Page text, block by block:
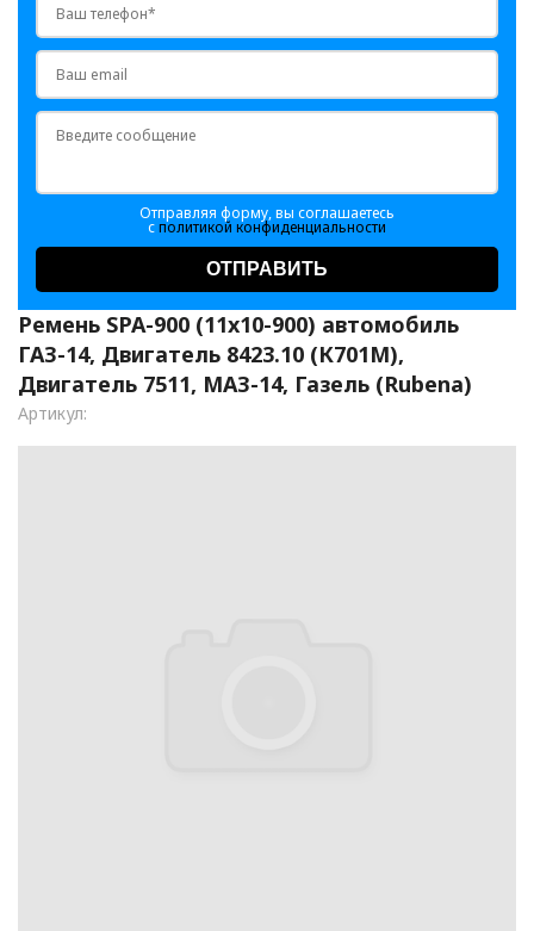
Отправляя форму, вы соглашаетесь
сполитикой конфиденциальности
ОТПРАВИТЬ
Ремень SPA-900 (11x10-900) автомобиль
ГАЗ-14, Двигатель 8423.10 (К701М),
Двигатель 7511, МАЗ-14, Газель (Rubena)
Артикул: